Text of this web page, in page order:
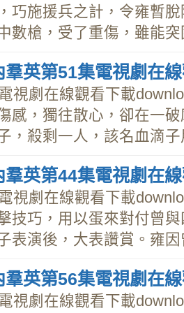
巧施援兵之計，令雍暫
數槍，受了重傷，雖能
羣英第51集電視劇在
視劇在線觀看下載
感，獨往散心，卻在一
，殺剩一人，該名血滴
羣英第44集電視劇在
視劇在線觀看下載
技巧，用以蛋來對付曾
表演後，大表讚賞。雍
羣英第56集電視劇在
視劇在線觀看下載